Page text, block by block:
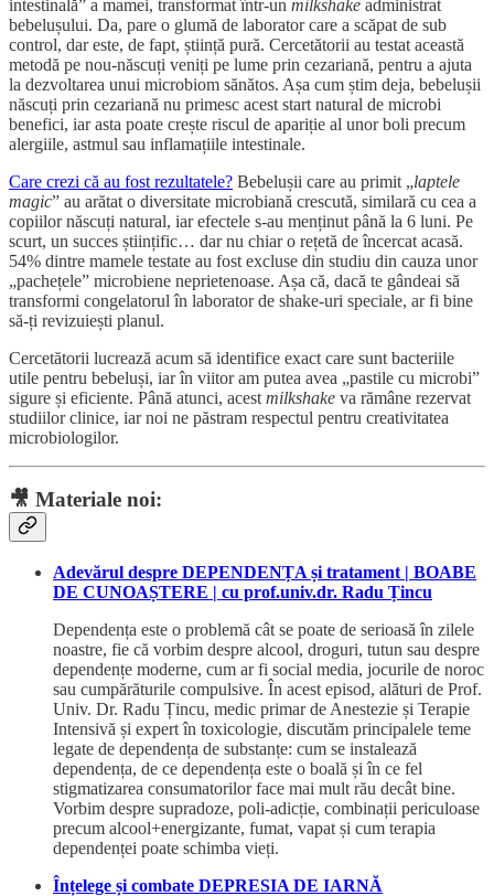
intestinală” a mamei, transformat într-un milkshake administrat
bebelușului. Da, pare o glumă de laborator care a scăpat de sub
control, dar este, de fapt, știință pură. Cercetătorii au testat această
metodă pe nou-născuți veniți pe lume prin cezariană, pentru a ajuta
la dezvoltarea unui microbiom sănătos. Așa cum știm deja, bebelușii
născuți prin cezariană nu primesc acest start natural de microbi
benefici, iar asta poate crește riscul de apariție al unor boli precum
alergiile, astmul sau inflamațiile intestinale.
Care crezi că au fost rezultatele? Bebelușii care au primit „laptele
magic” au arătat o diversitate microbiană crescută, similară cu cea a
copiilor născuți natural, iar efectele s-au menținut până la 6 luni. Pe
scurt, un succes științific… dar nu chiar o rețetă de încercat acasă.
54% dintre mamele testate au fost excluse din studiu din cauza unor
„pachețele” microbiene neprietenoase. Așa că, dacă te gândeai să
transformi congelatorul în laborator de shake-uri speciale, ar fi bine
să-ți revizuiești planul.
Cercetătorii lucrează acum să identifice exact care sunt bacteriile
utile pentru bebeluși, iar în viitor am putea avea „pastile cu microbi”
sigure și eficiente. Până atunci, acest milkshake va rămâne rezervat
studiilor clinice, iar noi ne păstram respectul pentru creativitatea
microbiologilor.
🎥 Materiale noi:
Adevărul despre DEPENDENȚA și tratament | BOABE
DE CUNOAȘTERE | cu prof.univ.dr. Radu Țincu
Dependența este o problemă cât se poate de serioasă în zilele
noastre, fie că vorbim despre alcool, droguri, tutun sau despre
dependențe moderne, cum ar fi social media, jocurile de noroc
sau cumpărăturile compulsive. În acest episod, alături de Prof.
Univ. Dr. Radu Țincu, medic primar de Anestezie și Terapie
Intensivă și expert în toxicologie, discutăm principalele teme
legate de dependența de substanțe: cum se instalează
dependența, de ce dependența este o boală și în ce fel
stigmatizarea consumatorilor face mai mult rău decât bine.
Vorbim despre supradoze, poli-adicție, combinații periculoase
precum alcool+energizante, fumat, vapat și cum terapia
dependenței poate schimba vieți.
Înțelege și combate DEPRESIA DE IARNĂ